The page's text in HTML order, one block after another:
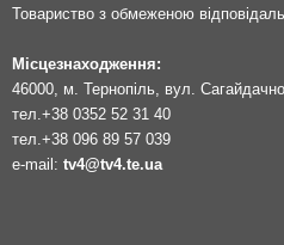
Товариство з обмеженою
Місцезнаходження:
46000, м. Тернопіль, вул.
тел. +38 0352 52 31 40
тел. +38 096 89 57 039
e-mail: tv4@tv4.te.ua